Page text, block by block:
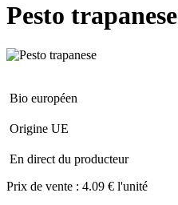
Pesto trapanese
Bio européen
Origine UE
En direct du producteur
Prix de vente : 4.09 € l'unité